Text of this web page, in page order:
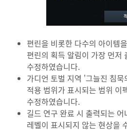
편린을 비롯한 다수의 아이템
편린의 획득 알림이 가장 먼저
수정하였습니다.
가디언 토벌 지역 '그늘진 침
적용 범위가 표시되는 범위 이
수정하였습니다.
길드 연구 완료 시 출력되는
레벨이 표시되지 않는 현상을